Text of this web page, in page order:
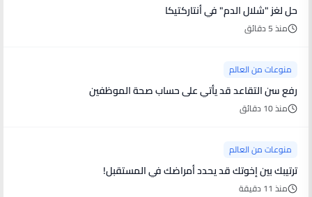
حل لغز "شلال الدم" في أنتاركتيكا
منذ 5 دقائق
منوعات من العالم
رفع سن التقاعد قد يأتي على حساب صحة الموظفين
منذ 10 دقائق
منوعات من العالم
ترتيبك بين إخوتك قد يحدد أمراضك في المستقبل!
منذ 11 دقيقة